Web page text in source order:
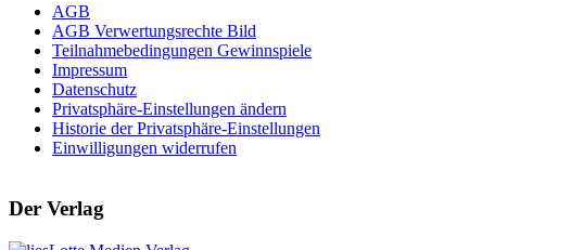
AGB
AGB Verwertungsrechte Bild
Teilnahmebedingungen Gewinnspiele
Impressum
Datenschutz
Privatsphäre-Einstellungen ändern
Historie der Privatsphäre-Einstellungen
Einwilligungen widerrufen
Der Verlag